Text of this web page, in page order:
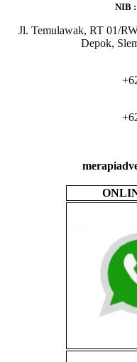
NIB :
Jl. Temulawak, RT 01/
Depok,
WE